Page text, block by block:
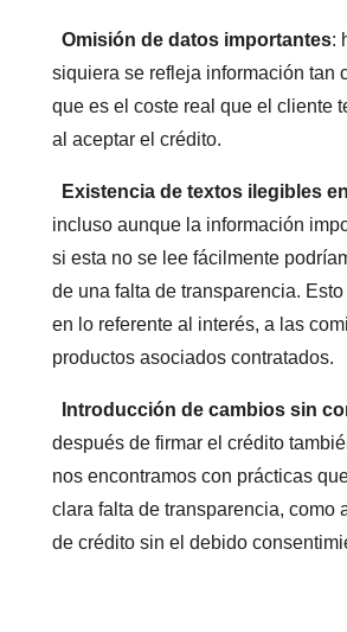
Omisión de datos importantes:
siquiera se refleja información tan
que es el coste real que el cliente
al aceptar el crédito.
Existencia de textos ilegibles
incluso aunque la información
si esta no se lee fácilmente
de una falta de transparencia.
en lo referente al interés, a las
productos asociados contratados.
Introducción de cambios sin
después de firmar el crédito
nos encontramos con prácticas
clara falta de transparencia, como
de crédito sin el debido